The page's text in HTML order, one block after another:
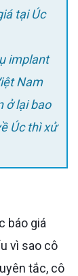
tại Úc
Nam
ở lại bao
Úc thì xử
vì sao cô
tắc, cô